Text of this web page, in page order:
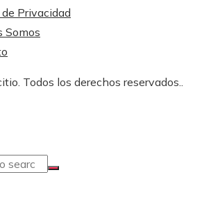
Privacidad
Somos
Todos los derechos reservados..